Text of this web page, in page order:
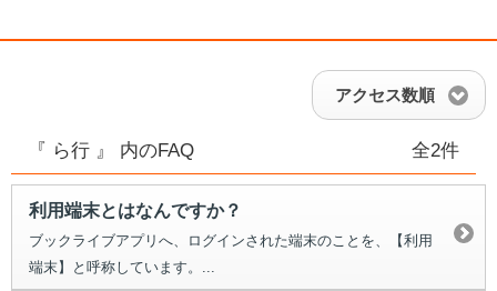
アクセス数順
『 ら行 』 内のFAQ 全2件
利用端末とはなんですか？
ブックライブアプリへ、ログインされた端末のことを、【利用
端末】と呼称しています。...